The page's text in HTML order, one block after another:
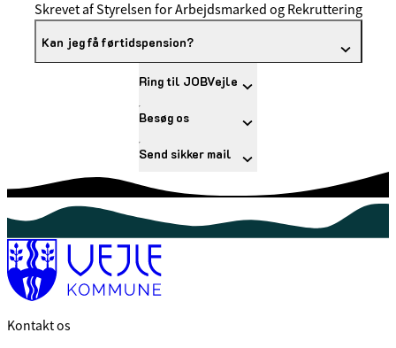
Skrevet af Styrelsen for Arbejdsmarked og Rekruttering
Kan jeg få førtidspension?
Ring til JOBVejle
Besøg os
Send sikker mail
Kontakt os